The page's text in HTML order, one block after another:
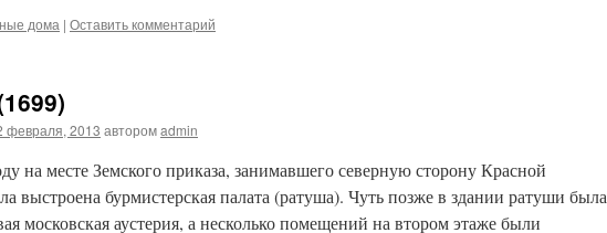
дома | Оставить комментарий
февраля, 2013 авторомadmin
на месте Земского приказа, занимавшего северную сторону Красной
выстроена бурмистерская палата (ратуша). Чуть позже в здании ратуши была
московская аустерия, а несколько помещений на втором этаже были